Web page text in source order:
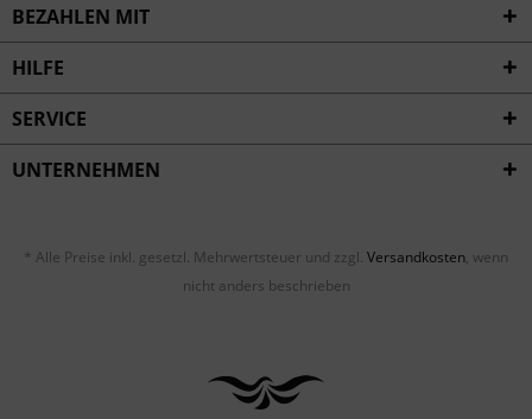
BEZAHLEN MIT
HILFE
SERVICE
UNTERNEHMEN
* Alle Preise inkl. gesetzl. Mehrwertsteuer und zzgl. Versandkosten, wenn
nicht anders beschrieben